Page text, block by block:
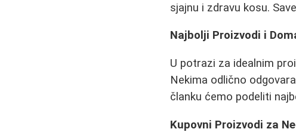
sjajnu i zdravu kosu.
Najbolji Proizvodi i
U potrazi za idealnim
Nekima odlično
članku ćemo podeliti
Kupovni Proizvodi za